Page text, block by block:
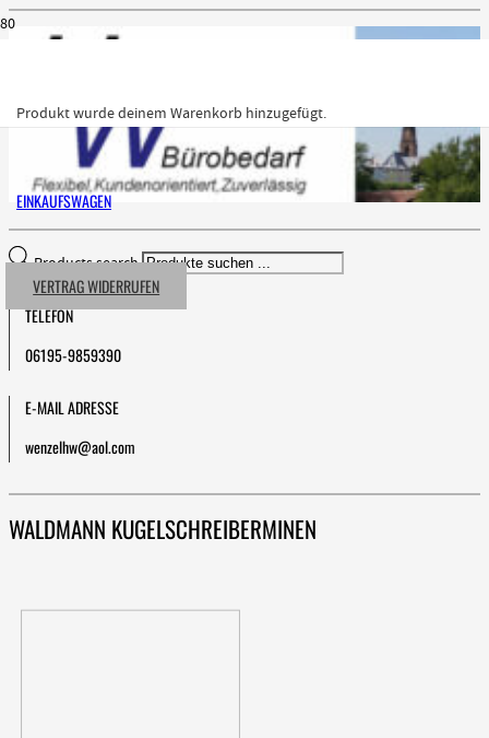
Produktwurde deinem Warenkorb hinzugefügt.
EINKAUFSWAGEN
VERTRAG WIDERRUFEN
Products search
TELEFON
06195-9859390
E-MAIL ADRESSE
wenzelhw@aol.com
WALDMANN KUGELSCHREIBERMINEN